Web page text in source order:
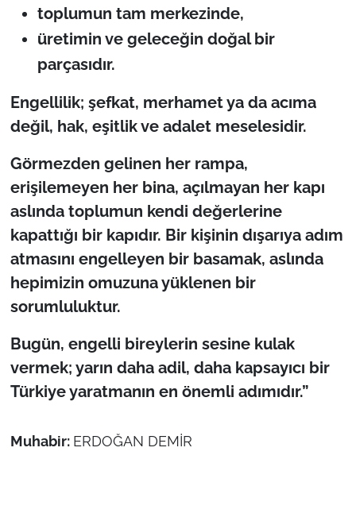
toplumun tam merkezinde,
üretimin ve geleceğin doğal bir
parçasıdır.
Engellilik; şefkat, merhamet ya da acıma
değil, hak, eşitlik ve adalet meselesidir.
Görmezden gelinen her rampa,
erişilemeyen her bina, açılmayan her kapı
aslında toplumun kendi değerlerine
kapattığı bir kapıdır. Bir kişinin dışarıya adım
atmasını engelleyen bir basamak, aslında
hepimizin omuzuna yüklenen bir
sorumluluktur.
Bugün, engelli bireylerin sesine kulak
vermek; yarın daha adil, daha kapsayıcı bir
Türkiye yaratmanın en önemli adımıdır.”
Muhabir: ERDOĞAN DEMİR